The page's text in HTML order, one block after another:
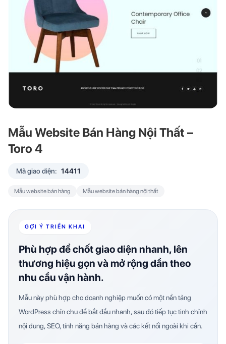
Mẫu Website Bán Hàng Nội Thất –
Toro 4
Mã giao diện: 14411
Mẫu website bán hàng Mẫu website bán hàng nội thất
GỢI Ý TRIỂN KHAI
Phù hợp để chốt giao diện nhanh, lên
thương hiệu gọn và mở rộng dần theo
nhu cầu vận hành.
Mẫu này phù hợp cho doanh nghiệp muốn có một nền tảng
WordPress chỉn chu để bắt đầu nhanh, sau đó tiếp tục tinh chỉnh
nội dung, SEO, tính năng bán hàng và các kết nối ngoài khi cần.